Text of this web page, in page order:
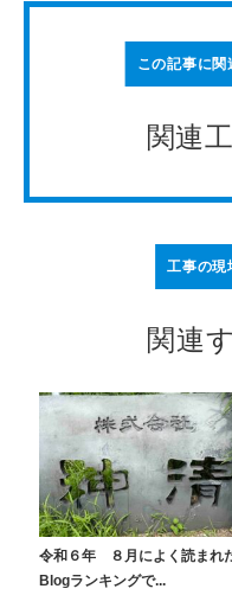
この記事に
関連
工事の現
関連
令和６年 ８月によく読まれ
Blogランキングで...